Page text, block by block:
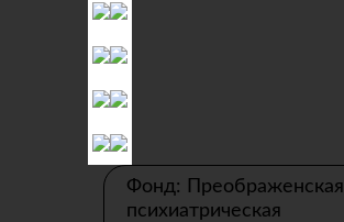
Фонд: Преображенская
психиатрическая